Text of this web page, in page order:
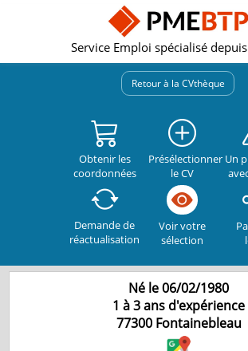
Service Emploi spécialisé
Retour à la CVthèque
Obtenir les
coordonnées
Présélectionner
le CV
Un
Demande de
réactualisation
Voir votre
sélection
Né le 06/02/1980
1 à 3 ans d'expérience
77300 Fontainebleau